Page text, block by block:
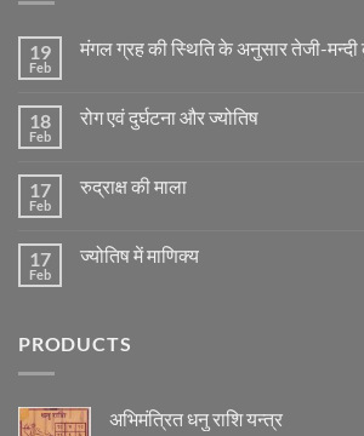
19
Feb
मंगल ग्रह की स्थिति के अनुसार तेजी-मन्दी
मंगल
के
अनुसार
विचार
18
Feb
रोग एवं दुर्घटना और ज्योतिष
रोग
ज्योतिष
17
Feb
रुद्राक्ष की माला
रुद्राक्ष
17
Feb
ज्योतिष में माणिक्य
में
PRODUCTS
अभिमंत्रित धनु राशि यन्त्र